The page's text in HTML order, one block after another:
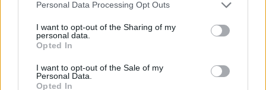
Personal Data Processing Opt Outs
I want to opt-out of the Sharing of my
personal data.
Opted In
I want to opt-out of the Sale of my
Personal Data.
Opted In
διπλασιάσει τους μισθούς του αρχιεπισκόπου και
των μητροπολιτών (ενεργών και τιτουλάριων).
Ορίζει ότι οι μικτές μηνιαίες αποδοχές
Αρχιεπισκόπου, Μητροπολιτών και των
Τιτουλάριων Μητροπολιτών αυξάνονται στο 90%